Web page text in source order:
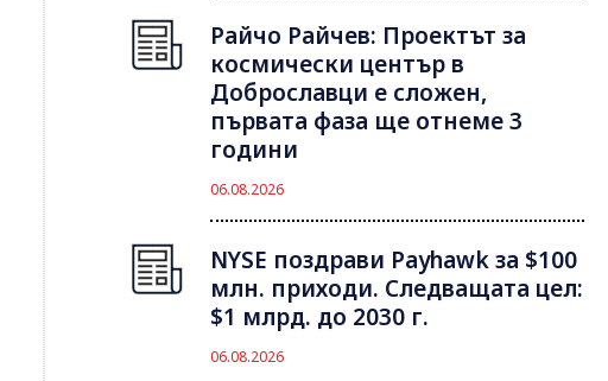
Райчо Райчев: Проектът за
космически център в
Доброславци е сложен,
първата фаза ще отнеме 3
години
06.08.2026
NYSE поздрави Payhawk за $100
млн. приходи. Следващата цел:
$1 млрд. до 2030 г.
06.08.2026